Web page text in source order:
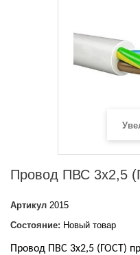
Провод ПВС 3х2,5
Артикул 2015
Состояние: Новый товар
Провод ПВС 3х2,5 (ГОСТ)